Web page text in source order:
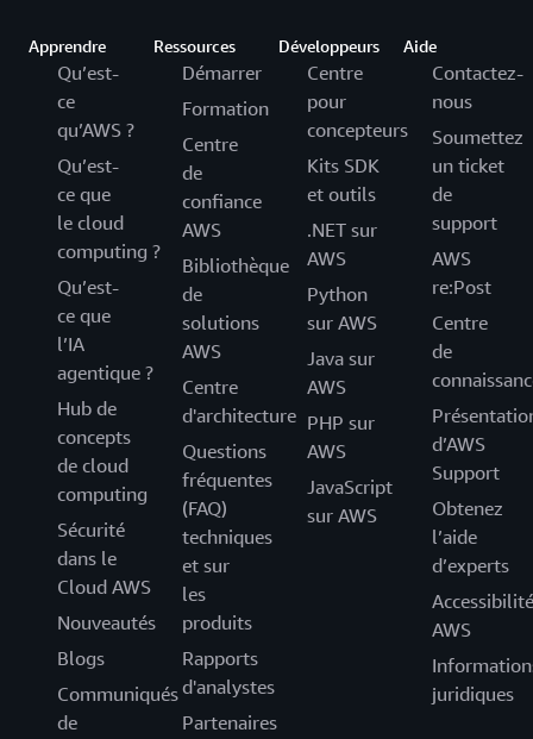
Apprendre
Qu’est-
ce
qu’AWS ?
Qu’est-
ce que
le cloud
computing ?
Qu’est-
ce que
l’IA
agentique ?
Hub de
concepts
de cloud
computing
Sécurité
dans le
Cloud AWS
Nouveautés
Blogs
Communiqués
de
Ressources
Démarrer
Formation
Centre
de
confiance
AWS
Bibliothèque
de
solutions
AWS
Centre
d'architecture
Questions
fréquentes
(FAQ)
techniques
et sur
les
produits
Rapports
d'analystes
Partenaires
Développeurs
Centre
pour
concepteurs
Kits SDK
et outils
.NET sur
AWS
Python
sur AWS
Java sur
AWS
PHP sur
AWS
JavaScript
sur AWS
Aide
Contactez-
nous
Soumettez
un ticket
de
support
AWS
re:Post
Centre
de
d’AWS
Support
Obtenez
l’aide
d’experts
Accessibilité
AWS
juridiques